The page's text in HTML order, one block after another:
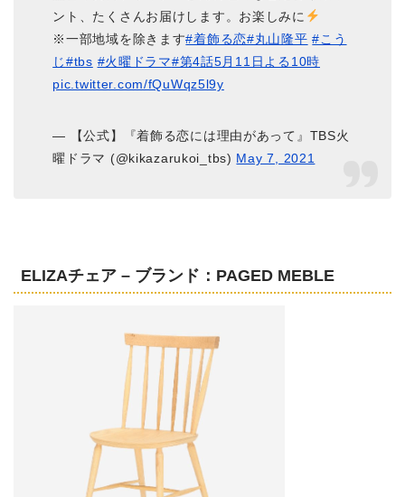
ント、たくさんお届けします。お楽しみに
※一部地域を除きます#着飾る恋#丸山隆平 #こう
じ#tbs #火曜ドラマ#第4話5月11日よる10時
pic.twitter.com/fQuWqz5l9y
— 【公式】『着飾る恋には理由があって』TBS火
曜ドラマ (@kikazarukoi_tbs) May 7, 2021
ELIZAチェア – ブランド：PAGED MEBLE